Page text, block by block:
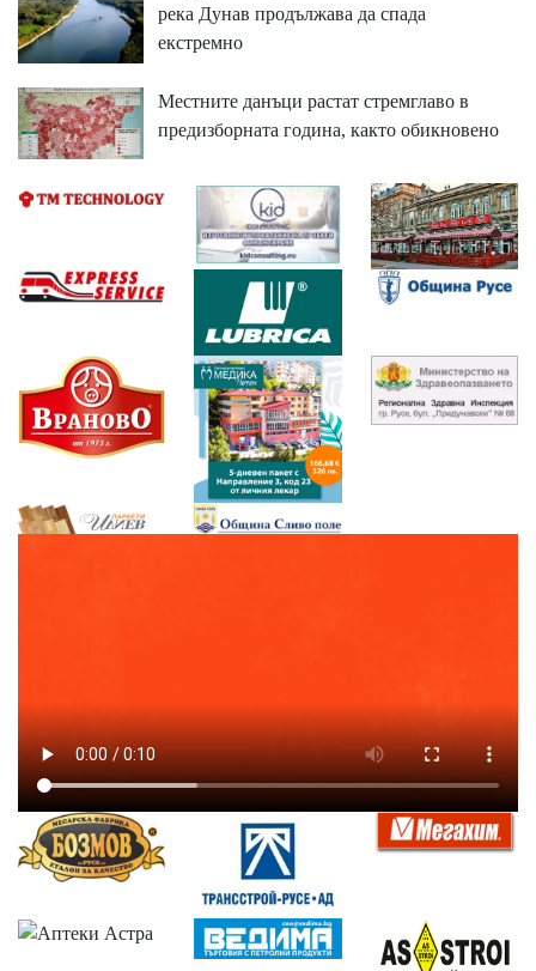
река Дунав продължава да спада
екстремно
Местните данъци растат стремглаво в
предизборната година, както обикновено